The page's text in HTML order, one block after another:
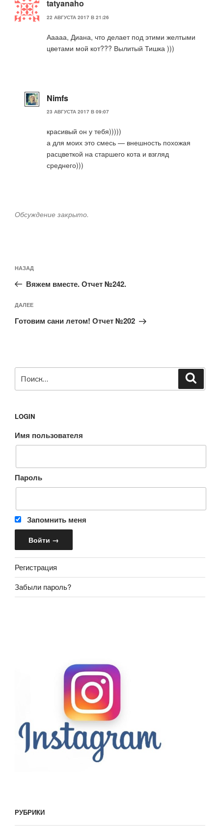
tatyanaho
22 АВГУСТА 2017 В 21:26
Ааааа, Диана, что делает под этими желтыми
цветами мой кот??? Вылитый Тишка )))
Nimfs
23 АВГУСТА 2017 В 09:07
красивый он у тебя)))))
а для моих это смесь — внешность похожая
расцветкой на старшего кота и взгляд
среднего)))
Обсуждение закрыто.
по
записям
Предыдущая
запись:
НАЗАД
Вяжем вместе. Отчет №242.
Следующая
запись
ДАЛЕЕ
Готовим сани летом! Отчет №202
LOGIN
Имя пользователя
Пароль
Запомнить меня
Регистрация
Забыли пароль?
РУБРИКИ